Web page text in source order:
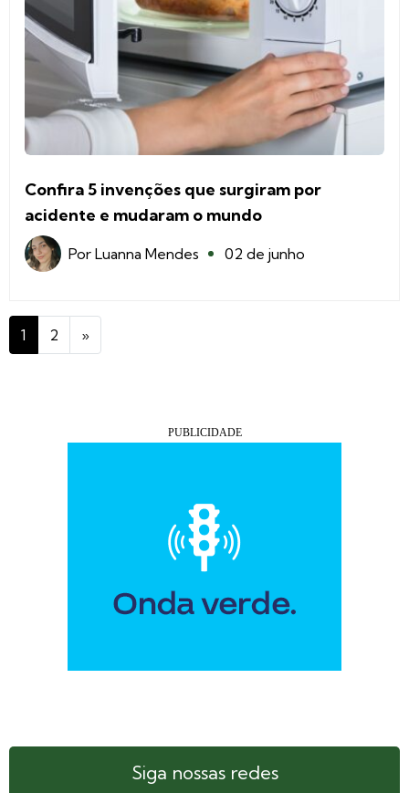
Confira 5 invenções que surgiram por
acidente e mudaram o mundo
Por Luanna Mendes 02 de junho
1 2 »
Siga nossas redes